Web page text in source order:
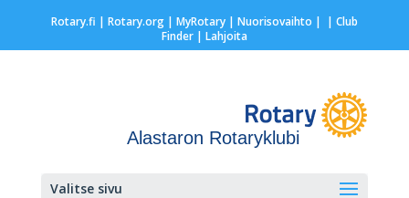
Rotary.fi | Rotary.org| MyRotary | Nuorisovaihto | | Club
Finder| Lahjoita
Alastaron Rotaryklubi
Valitse sivu